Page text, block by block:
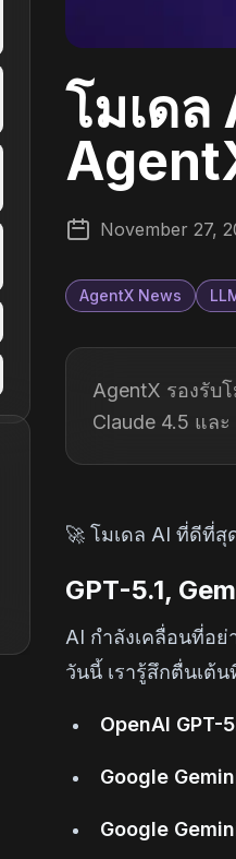
โมเดล
November 27,
AgentX News
AgentX รองรับ
Claude 4.5 และ
🚀 โมเดล AI ที่ดีที่
GPT-5.1,
AI กำลังเคลื่อนที่อ
วันนี้ เรารู้สึกตื่นเต้
OpenAI GPT-
Google
Google